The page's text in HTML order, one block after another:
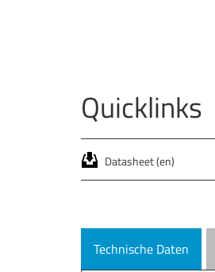
Quicklinks
Datasheet (en)
Technische Daten